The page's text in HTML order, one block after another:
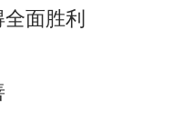
面胜利